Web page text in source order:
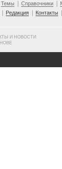
Темы Справочники
Редакция Контакты
И НОВОСТИ